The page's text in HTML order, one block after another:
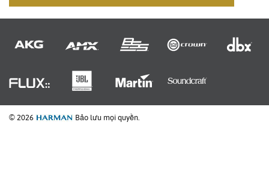
© 2026 Bảo lưu mọi quyền.